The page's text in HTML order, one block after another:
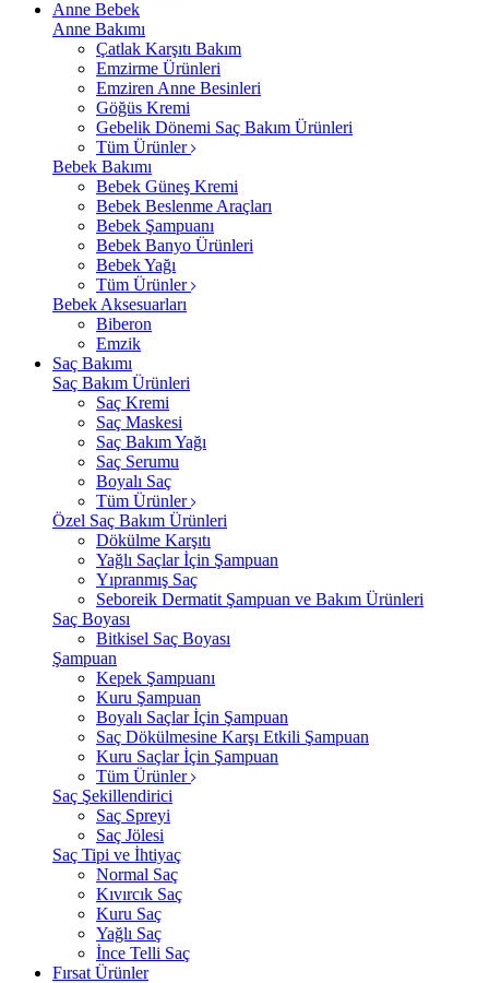
Anne Bebek
Anne Bakımı
Çatlak Karşıtı Bakım
Emzirme Ürünleri
Emziren Anne Besinleri
Göğüs Kremi
Gebelik Dönemi Saç Bakım Ürünleri
Tüm Ürünler
Bebek Bakımı
Bebek Güneş Kremi
Bebek Beslenme Araçları
Bebek Şampuanı
Bebek Banyo Ürünleri
Bebek Yağı
Tüm Ürünler
Bebek Aksesuarları
Biberon
Emzik
Saç Bakımı
Saç Bakım Ürünleri
Saç Kremi
Saç Maskesi
Saç Bakım Yağı
Saç Serumu
Boyalı Saç
Tüm Ürünler
Özel Saç Bakım Ürünleri
Dökülme Karşıtı
Yağlı Saçlar İçin Şampuan
Yıpranmış Saç
Seboreik Dermatit Şampuan ve Bakım Ürünleri
Saç Boyası
Bitkisel Saç Boyası
Şampuan
Kepek Şampuanı
Kuru Şampuan
Boyalı Saçlar İçin Şampuan
Saç Dökülmesine Karşı Etkili Şampuan
Kuru Saçlar İçin Şampuan
Tüm Ürünler
Saç Şekillendirici
Saç Spreyi
Saç Jölesi
Saç Tipi ve İhtiyaç
Normal Saç
Kıvırcık Saç
Kuru Saç
Yağlı Saç
İnce Telli Saç
Fırsat Ürünler